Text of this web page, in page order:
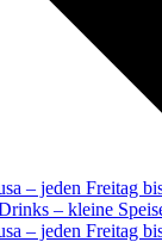
– jeden Freitag
– kleine
– jeden Freitag